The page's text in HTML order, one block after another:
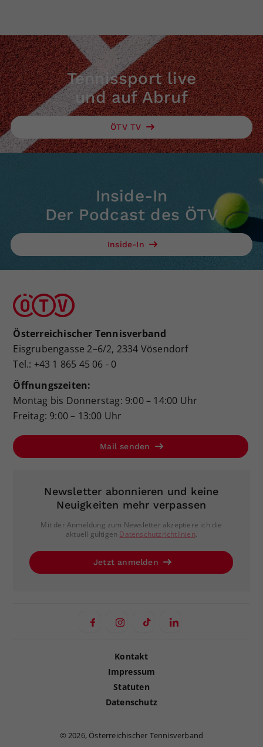
Tennissport live
und auf Abruf
ÖTV TV
Inside-In
Der Podcast des ÖTV
Inside-In
Österreichischer Tennisverband
Eisgrubengasse 2–6/2, 2334 Vösendorf
Tel.: +43 1 865 45 06 - 0
Öffnungszeiten:
Montag bis Donnerstag: 9:00 – 14:00 Uhr
Freitag: 9:00 – 13:00 Uhr
Mail senden
Newsletter abonnieren und keine
Neuigkeiten mehr verpassen
Mit der Anmeldung zum Newsletter akzeptiere ich die
aktuell gültigen Datenschutzrichtlinien.
Jetzt anmelden
Kontakt
Impressum
Statuten
Datenschutz
©2026, Österreichischer Tennisverband